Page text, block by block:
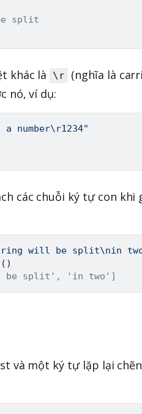
split
khác là \r (nghĩa là
nó, ví dụ:
number\r1234"
các chuỗi ký tự con
will be split\nin
( )
be split', 'in two']
và một ký tự lặp lại